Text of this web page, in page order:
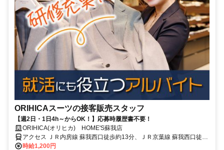
ORIHICAスーツの接客販売スタッフ
【週2日・1日4h～からOK！】応募時履歴書不要！
ORIHICA(オリヒカ) HOME'S蘇我店
アクセス ＪＲ内房線 蘇我西口徒歩約13分、ＪＲ京葉線 蘇我西口徒歩
約13分、ＪＲ外房線/ＪＲ総武本線 蘇我西口徒歩約13分 JR・京葉臨
時給1,200円